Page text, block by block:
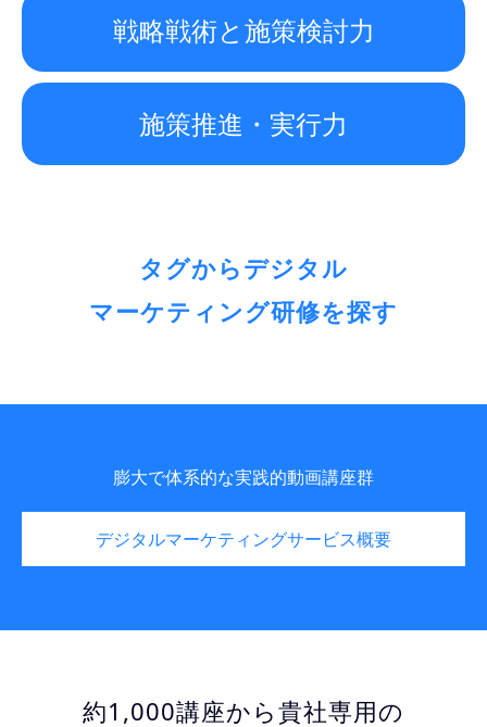
戦略戦術と施策検討力
施策推進・実行力
タグからデジタル
マーケティング研修を探す
膨大で体系的な実践的動画講座群
デジタルマーケティングサービス概要
約1,000講座から貴社専用の